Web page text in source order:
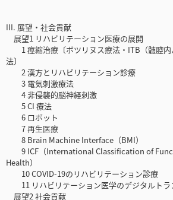
III. 展望・社会貢献
展望1 リハビリテーション医療の展開
1 痙縮治療〔ボツリヌス療法・ITB（髄腔内
法〕
2 漢方とリハビリテーション診療
3 電気刺激療法
4 非侵襲的脳神経刺激
5 CI 療法
6 ロボット
7 再生医療
8 Brain Machine Interface（BMI）
9 ICF（International Classification of
Health）
10 COVID-19のリハビリテーション診療
11 リハビリテーション医学のデジタルトラ
展望2 社会貢献